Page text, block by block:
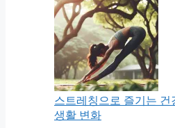
스트레칭으로 즐기는 건
생활 변화